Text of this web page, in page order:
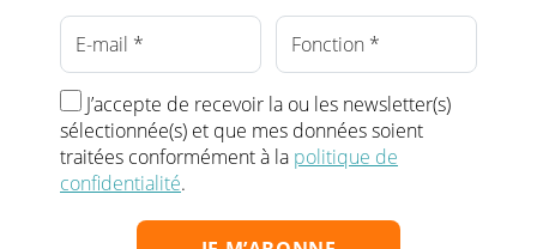
J’accepte de recevoir la ou les newsletter(s)
sélectionnée(s) et que mes données soient
traitées conformément à la politique de
confidentialité.